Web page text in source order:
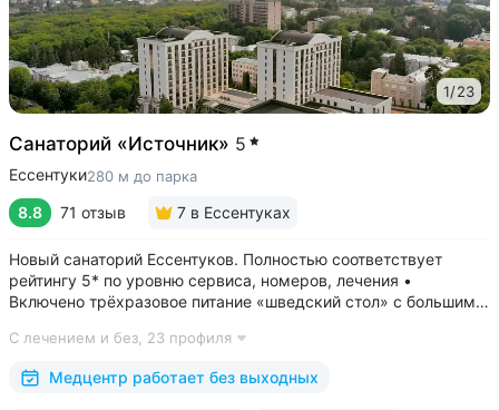
1/23
Санаторий «Источник» 5
Ессентуки280 м до парка
8.8 71 отзыв 7 в Ессентуках
Новый санаторий Ессентуков. Полностью соответствует
рейтингу 5* по уровню сервиса, номеров, лечения •
Включено трёхразовое питание «шведский стол» с большим
в Ессентуках • Центр Курортной зоны: 3 минуты
до Курортного парка и Грязелечебницы им....
С лечением и без, 23 профиля
Медцентр работает без выходных